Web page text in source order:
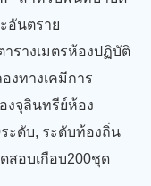
อันตราย
รางเมตรห้องปฏิบัติ
งทางเคมีการ
งจุลินทรีย์ห้อง
ะดับ, ระดับท้องถิ่น
สอบเกือบ200ชุด